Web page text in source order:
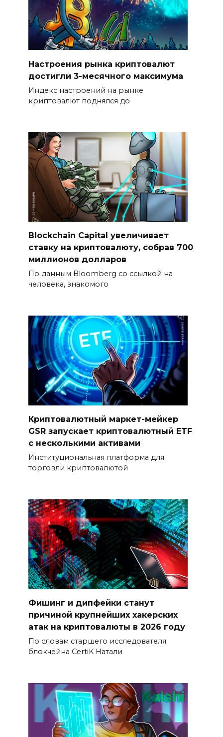
Настроения рынка криптовалют
достигли 3-месячного максимума
Индекс настроений на рынке
криптовалют поднялся до
Blockchain Capital увеличивает
ставку на криптовалюту, собрав 700
миллионов долларов
По данным Bloomberg со ссылкой на
человека, знакомого
Криптовалютный маркет-мейкер
GSR запускает криптовалютный ETF
с несколькими активами
Институциональная платформа для
торговли криптовалютой
Фишинг и дипфейки станут
причиной крупнейших хакерских
атак на криптовалюты в 2026 году
По словам старшего исследователя
блокчейна CertiK Натали